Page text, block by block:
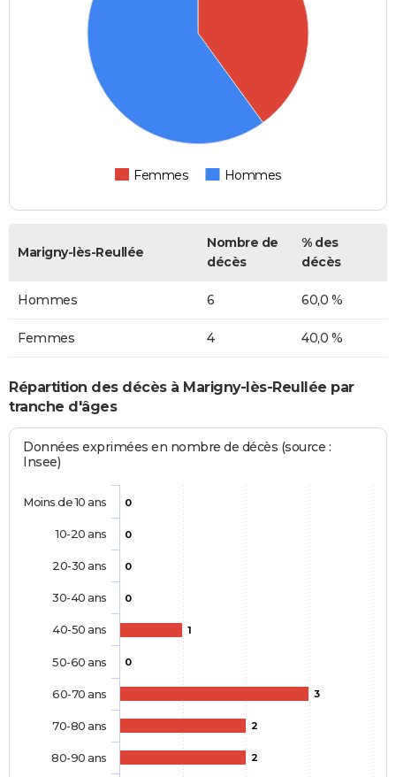
Femmes Hommes
Marigny-lès-Reullée
Nombre de
décès
% des
décès
Hommes 6 60,0 %
Femmes 4 40,0 %
Répartition des décès à Marigny-lès-Reullée par
tranche d'âges
Données exprimées en nombre de décès (source :
Insee)
0
0
0
0
1
0
3
2
2
Moins de 10 ans
10-20 ans
20-30 ans
30-40 ans
40-50 ans
50-60 ans
60-70 ans
70-80 ans
80-90 ans